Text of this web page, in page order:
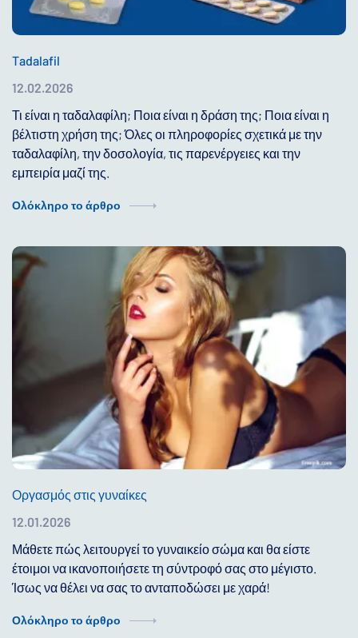
Tadalafil
12.02.2026
Τι είναι η ταδαλαφίλη; Ποια είναι η δράση της; Ποια είναι η
βέλτιστη χρήση της; Όλες οι πληροφορίες σχετικά με την
ταδαλαφίλη, την δοσολογία, τις παρενέργειες και την
εμπειρία μαζί της.
Ολόκληρο το άρθρο
Οργασμός στις γυναίκες
12.01.2026
Μάθετε πώς λειτουργεί το γυναικείο σώμα και θα είστε
έτοιμοι να ικανοποιήσετε τη σύντροφό σας στο μέγιστο.
Ίσως να θέλει να σας το ανταποδώσει με χαρά!
Ολόκληρο το άρθρο